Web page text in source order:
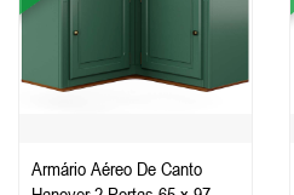
Armário Aéreo De Canto